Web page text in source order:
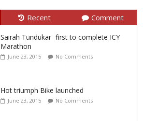
Recent Comment
Sairah Tundukar- first to complete ICY
Marathon
June 23, 2015 No Comments
Hot triumph Bike launched
June 23, 2015 No Comments